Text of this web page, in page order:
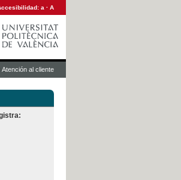
a · A
Atención al cliente